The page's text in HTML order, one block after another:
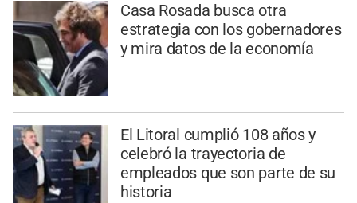
Casa Rosada busca otra
estrategia con los gobernadores
y mira datos de la economía
El Litoral cumplió 108 años y
celebró la trayectoria de
empleados que son parte de su
historia